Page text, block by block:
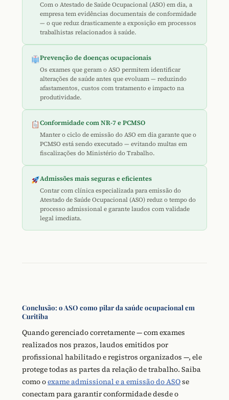
Com o Atestado de Saúde Ocupacional (ASO) em dia, a
empresa tem evidências documentais de conformidade
— o que reduz drasticamente a exposição em processos
trabalhistas relacionados à saúde.
Prevenção de doenças ocupacionais
Os exames que geram o ASO permitem identificar
alterações de saúde antes que evoluam — reduzindo
afastamentos, custos com tratamento e impacto na
produtividade.
Conformidade com NR-7 e PCMSO
Manter o ciclo de emissão do ASO em dia garante que o
PCMSO está sendo executado — evitando multas em
fiscalizações do Ministério do Trabalho.
Admissões mais seguras e eficientes
Contar com clínica especializada para emissão do
Atestado de Saúde Ocupacional (ASO) reduz o tempo do
processo admissional e garante laudos com validade
legal imediata.
Conclusão: o ASO como pilar da saúde ocupacional em
Curitiba
Quando gerenciado corretamente — com exames
realizados nos prazos, laudos emitidos por
profissional habilitado e registros organizados —, ele
protege todas as partes da relação de trabalho. Saiba
como oexame admissional e a emissão do ASOse
conectam para garantir conformidade desde o